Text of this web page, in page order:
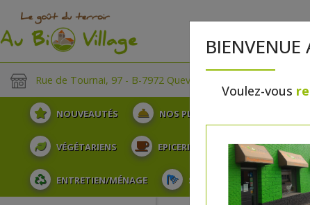
Rue de Tournai, 97 - B-7972 Quevaucamps
NOUVEAUTÉS NOS PLATEAUX
VÉGÉTARIENS EPICERIE PLATS TRAITEUR
ENTRETIEN/MÉNAGE SOINS ET HYGIÈNE DU
BIENVENUE
Voulez-vous